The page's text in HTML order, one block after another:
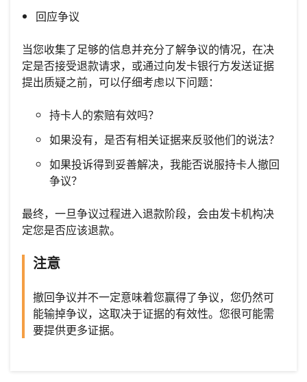
回应争议
当您收集了足够的信息并充分了解争议的情况，在决
定是否接受退款请求，或通过向发卡银行方发送证据
提出质疑之前，可以仔细考虑以下问题：
持卡人的索赔有效吗？
如果没有，是否有相关证据来反驳他们的说法？
如果投诉得到妥善解决，我能否说服持卡人撤回
争议？
最终，一旦争议过程进入退款阶段，会由发卡机构决
定您是否应该退款。
注意
撤回争议并不一定意味着您赢得了争议，您仍然可
能输掉争议，这取决于证据的有效性。您很可能需
要提供更多证据。